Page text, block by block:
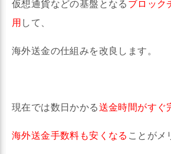
仮想通貨などの基盤となる ブロック
用 して、
海外送金の仕組みを改良します。
現在では数日かかる送金時間がすぐ
海外送金手数料も安くなる ことがメ